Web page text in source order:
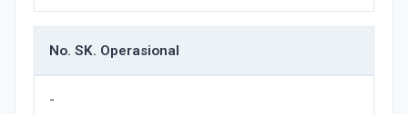
No. SK. Operasional
-